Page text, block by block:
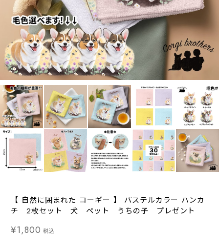
【 自然に囲まれた コーギー 】 パステルカラー ハンカ
チ 2枚セット 犬 ペット うちの子 プレゼント
¥1,800 税込